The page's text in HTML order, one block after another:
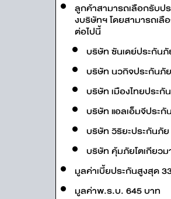
ลูกค้าสามารถเลือกรับ
งบริษัทฯ โดยสามารถเ
ต่อไปนี้
บริษัท ซันเดย์ประกัน
บริษัท นวกิจประกันภั
บริษัท เมืองไทยประ
บริษัท แอลเอ็มจีประ
บริษัท วิริยะประกันภั
บริษัท คุ้มภัยโตเกียว
มูลค่าเบี้ยประกันสูงสุด
มูลค่าพ.ร.บ. 645 บาท